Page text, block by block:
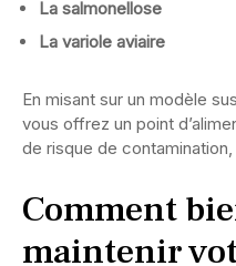
La salmonellose
La variole aviaire
En misant sur un modèle
vous offrez un point
de risque de
Comment
maintenir